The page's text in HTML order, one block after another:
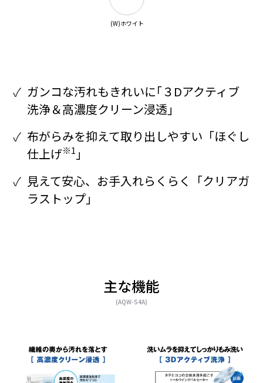
(W)ホワイト
ガンコな汚れもきれいに｢３Dアクティブ
洗浄＆高濃度クリーン浸透｣
布がらみを抑えて取り出しやすい「ほぐし
仕上げ※1 」
見えて安心、お手入れらくらく「クリアガ
ラストップ」
主な機能
(AQW-S4A)